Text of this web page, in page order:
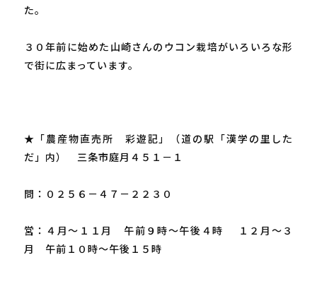
た。
３０年前に始めた山崎さんのウコン栽培がいろいろな形
で街に広まっています。
★「農産物直売所　彩遊記」（道の駅「漢学の里した
だ」内）　三条市庭月４５１－１
問：０２５６－４７－２２３０
営：４月～１１月　午前９時～午後４時 　１２月～３
月　午前１０時～午後１５時